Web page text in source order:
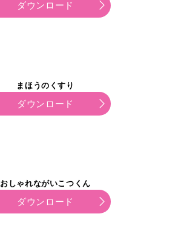
ダウンロード
まほうのくすり
ダウンロード
おしゃれながいこつくん
ダウンロード